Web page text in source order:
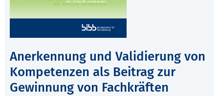
Anerkennung und Validierung von
Kompetenzen als Beitrag zur
Gewinnung von Fachkräften